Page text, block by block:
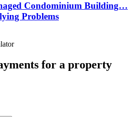
Condominium Building…
Problems
for a property